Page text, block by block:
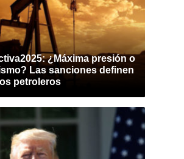
¿Máxima presión o
Las sanciones definen
petroleros